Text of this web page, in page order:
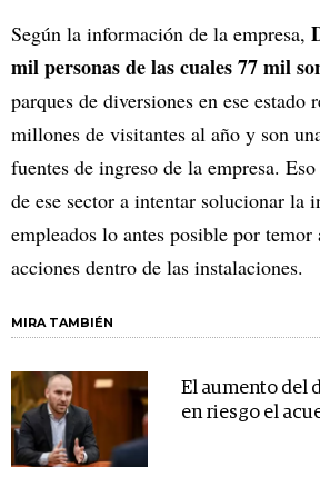
Según la información de la empresa,
mil personas de las cuales 77 mil
parques de diversiones en ese estado
millones de visitantes al año y son
fuentes de ingreso de la empresa.
de ese sector a intentar solucionar la
empleados lo antes posible por temor
acciones dentro de las instalaciones.
MIRA TAMBIÉN
El aumento del
en riesgo el